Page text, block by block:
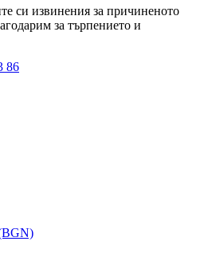
си извинения за причиненото
за търпението и
86